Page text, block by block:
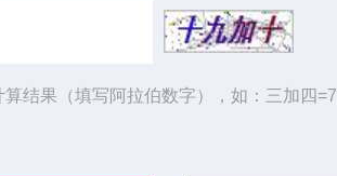
算结果（填写阿拉伯数字），如：三加四=7